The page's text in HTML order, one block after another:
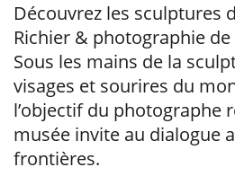
Découvrez les sculptures
Richier & photographie de
Sous les mains de la
visages et sourires du
l’objectif du photographe
musée invite au dialogue
frontières.